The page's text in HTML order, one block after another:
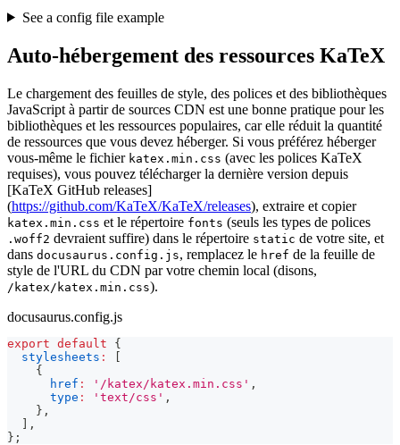
See a config file example
Auto-hébergement des ressources KaTeX
Le chargement des feuilles de style, des polices et des bibliothèques
JavaScript à partir de sources CDN est une bonne pratique pour les
bibliothèques et les ressources populaires, car elle réduit la quantité
de ressources que vous devez héberger. Si vous préférez héberger
vous-même le fichier katex.min.css (avec les polices KaTeX
requises), vous pouvez télécharger la dernière version depuis
[KaTeX GitHub releases]
(https://github.com/KaTeX/KaTeX/releases), extraire et copier
katex.min.css et le répertoire fonts (seuls les types de polices
.woff2 devraient suffire) dans le répertoire static de votre site, et
dans docusaurus.config.js, remplacez le href de la feuille de
style de l'URL du CDN par votre chemin local (disons,
/katex/katex.min.css).
docusaurus.config.js
export default
{
stylesheets :
[
{
href : '/katex/katex.min.css' ,
type : 'text/css' ,
} ,
] ,
} ;